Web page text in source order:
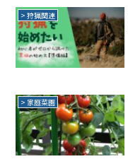
> 狩猟関連
> 家庭菜園